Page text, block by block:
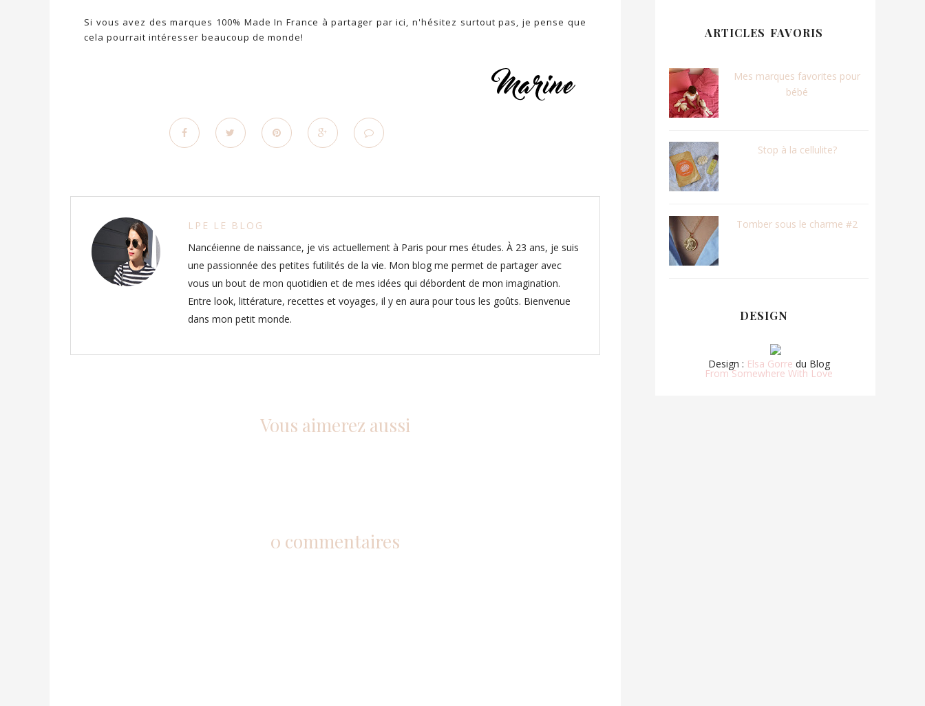
Si vous avez des marques 100% Made In France à partager par ici, n'hésitez surtout pas, je pense que
cela pourrait intéresser beaucoup de monde!
LPE LE BLOG
Nancéienne de naissance, je vis actuellement à Paris pour mes études. À 23 ans, je suis
une passionnée des petites futilités de la vie. Mon blog me permet de partager avec
vous un bout de mon quotidien et de mes idées qui débordent de mon imagination.
Entre look, littérature, recettes et voyages, il y en aura pour tous les goûts. Bienvenue
dans mon petit monde.
Vous aimerez aussi
0 commentaires
ARTICLES FAVORIS
Mes marques favorites pour
bébé
Stop à la cellulite?
Tomber sous le charme #2
DESIGN
Design : Elsa Gorre du Blog
From Somewhere With Love